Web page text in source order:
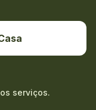
serviços.